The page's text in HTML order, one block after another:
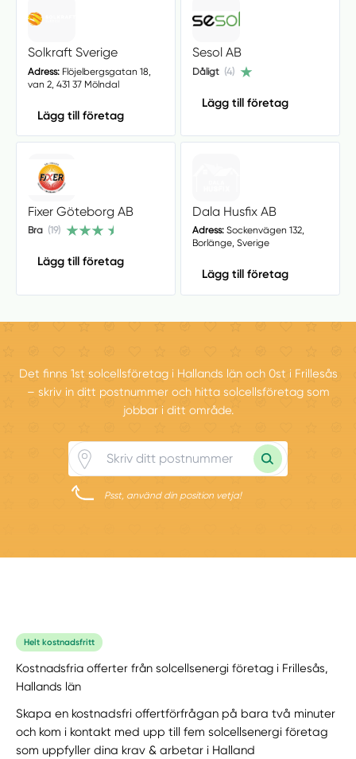
Solkraft Sverige
Adress:Flöjelbergsgatan 18,
van 2, 431 37 Mölndal
Lägg till företag
Sesol AB
Dåligt (4)
Lägg till företag
Fixer Göteborg AB
Bra (19)
Lägg till företag
Dala Husfix AB
Adress:Sockenvägen 132,
Borlänge, Sverige
Lägg till företag
Det finns 1st solcellsföretag i Hallands län och 0st i Frillesås
– skriv in ditt postnummer och hitta solcellsföretag som
jobbar i ditt område.
Psst, använd din position vetja!
Helt kostnadsfritt
Kostnadsfria offerter från solcellsenergi företag i Frillesås,
Hallands län
Skapa en kostnadsfri offertförfrågan på bara två minuter
och kom i kontakt med upp till fem solcellsenergi företag
som uppfyller dina krav & arbetar i Halland